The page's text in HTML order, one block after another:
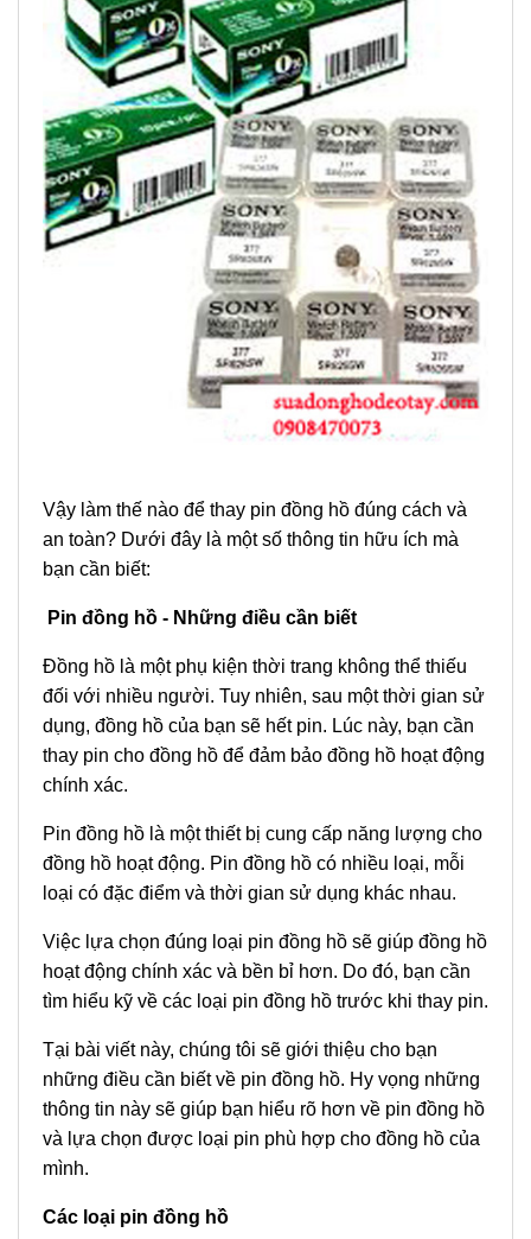
Vậy làm thế nào để thay pin đồng hồ đúng cách và
an toàn? Dưới đây là một số thông tin hữu ích mà
bạn cần biết:
Pin đồng hồ - Những điều cần biết
Đồng hồ là một phụ kiện thời trang không thể thiếu
đối với nhiều người. Tuy nhiên, sau một thời gian sử
dụng, đồng hồ của bạn sẽ hết pin. Lúc này, bạn cần
thay pin cho đồng hồ để đảm bảo đồng hồ hoạt động
chính xác.
Pin đồng hồ là một thiết bị cung cấp năng lượng cho
đồng hồ hoạt động. Pin đồng hồ có nhiều loại, mỗi
loại có đặc điểm và thời gian sử dụng khác nhau.
Việc lựa chọn đúng loại pin đồng hồ sẽ giúp đồng hồ
hoạt động chính xác và bền bỉ hơn. Do đó, bạn cần
tìm hiểu kỹ về các loại pin đồng hồ trước khi thay pin.
Tại bài viết này, chúng tôi sẽ giới thiệu cho bạn
những điều cần biết về pin đồng hồ. Hy vọng những
thông tin này sẽ giúp bạn hiểu rõ hơn về pin đồng hồ
và lựa chọn được loại pin phù hợp cho đồng hồ của
mình.
Các loại pin đồng hồ